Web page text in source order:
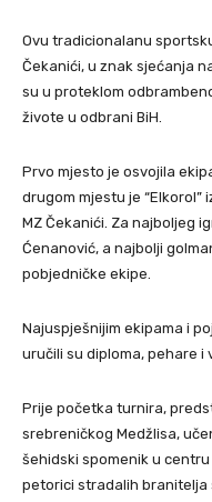
Ovu tradicionalanu
Čekanići, u znak sjećanja
su u proteklom
živote u odbrani BiH.
Prvo mjesto je osvojila
drugom mjestu je “Elkorol”
MZ Čekanići. Za najboljeg
Ćenanović, a najbolji
pobjedničke ekipe.
Najuspješnijim ekipama i
uručili su diploma, pehare i
Prije početka turnira,
srebreničkog Medžlisa,
šehidski spomenik u
petorici stradalih branitelja